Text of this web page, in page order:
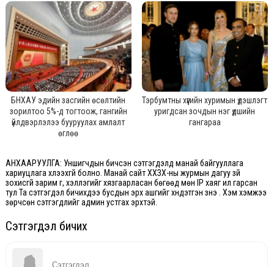
БНХАУ эдийн засгийн өсөлтийн
зорилтоо 5%-д тогтоож, гангийн
үйлдвэрлэлээ бууруулах амлалт
өглөө
Тэрбумтны хүүгийн хуримын үдэшлэгт
уригдсан зочдын нэг үдшийн
гангараа
АНХААРУУЛГА: Уншигчдын бичсэн сэтгэгдэлд манай байгууллага
хариуцлага хүлээхгүй болно. Манай сайт ХХЗХ-ны журмын дагуу зүй
зохисгүй зарим үг, хэллэгийг хязгаарласан бөгөөд мөн IP хаяг ил гарсан
тул Та сэтгэгдэл бичихдээ бусдын эрх ашгийг хүндэтгэн үзнэ үү. Хэм хэмжээ
зөрчсөн сэтгэгдлийг админ устгах эрхтэй.
Сэтгэгдэл бичих